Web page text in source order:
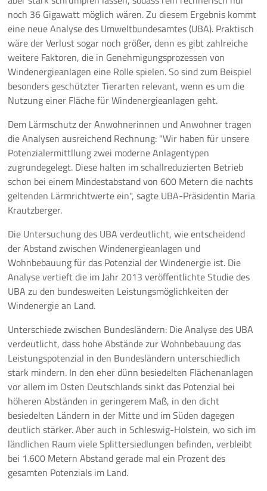
Branchenmeldungen
Statements
Positionen
Jobs
Mediathek
Akkreditierung
Mehr
noch 36 Gigawatt möglich wären. Zu diesem Ergebnis kommt
eine neue Analyse des Umweltbundesamtes (UBA). Praktisch
wäre der Verlust sogar noch größer, denn es gibt zahlreiche
weitere Faktoren, die in Genehmigungsprozessen von
Windenergieanlagen eine Rolle spielen. So sind zum Beispiel
besonders geschützter Tierarten relevant, wenn es um die
Nutzung einer Fläche für Windenergieanlagen geht.
Dem Lärmschutz der Anwohnerinnen und Anwohner tragen
die Analysen ausreichend Rechnung: "Wir haben für unsere
Potenzialermittllung zwei moderne Anlagentypen
zugrundegelegt. Diese halten im schallreduzierten Betrieb
schon bei einem Mindestabstand von 600 Metern die nachts
geltenden Lärmrichtwerte ein", sagte UBA-Präsidentin Maria
Krautzberger.
Die Untersuchung des UBA verdeutlicht, wie entscheidend
der Abstand zwischen Windenergieanlagen und
Wohnbebauung für das Potenzial der Windenergie ist. Die
Analyse vertieft die im Jahr 2013 veröffentlichte Studie des
UBA zu den bundesweiten Leistungsmöglichkeiten der
Windenergie an Land.
Unterschiede zwischen Bundesländern: Die Analyse des UBA
verdeutlicht, dass hohe Abstände zur Wohnbebauung das
Leistungspotenzial in den Bundesländern unterschiedlich
stark mindern. In den eher dünn besiedelten Flächenanlagen
vor allem im Osten Deutschlands sinkt das Potenzial bei
höheren Abständen in geringerem Maß, in den dicht
besiedelten Ländern in der Mitte und im Süden dagegen
deutlich stärker. Aber auch in Schleswig-Holstein, wo sich im
ländlichen Raum viele Splittersiedlungen befinden, verbleibt
bei 1.600 Metern Abstand gerade mal ein Prozent des
gesamten Potenzials im Land.